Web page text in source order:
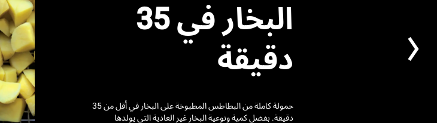
البخار في 35
دقيقة
حمولة كاملة من البطاطس المطبوخة على البخار في أقل من 35
دقيقة. بفضل كمية ونوعية البخار غير العادية التي يولدها